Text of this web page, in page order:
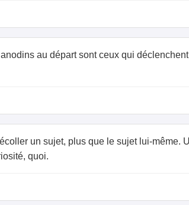
au départ sont ceux qui
un sujet, plus que le sujet lui-même.
quoi.